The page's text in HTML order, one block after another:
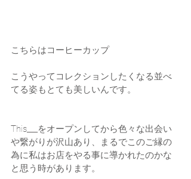
こちらはコーヒーカップ
こうやってコレクションしたくなる並べ
てる姿もとても美しいんです。
This___をオープンしてから色々な出会い
や繋がりが沢山あり、まるでこのご縁の
為に私はお店をやる事に導かれたのかな
と思う時があります。